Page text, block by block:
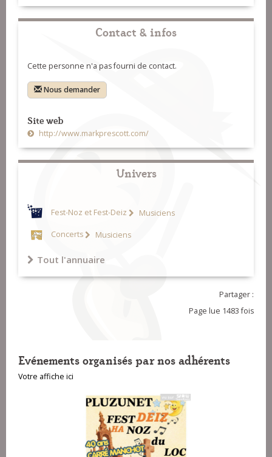
Contact & infos
Cette personne n'a pas fourni de contact.
Nous demander
Site web
http://www.markprescott.com/
Univers
Fest-Noz et Fest-Deiz Musiciens
Concerts Musiciens
Tout l'annuaire
Partager :
Page lue 1483 fois
Evénements organisés par nos adhérents
Votre affiche ici